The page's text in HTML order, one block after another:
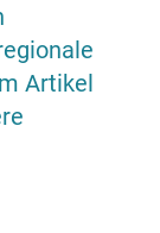
Artikel